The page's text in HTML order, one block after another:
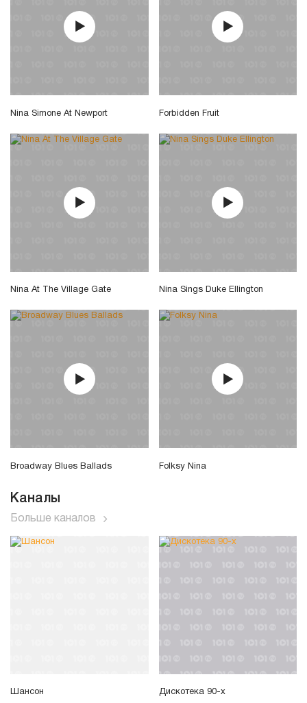
Nina Simone At Newport Forbidden Fruit
Nina At The Village Gate Nina Sings Duke Ellington
Broadway Blues Ballads Folksy Nina
Каналы
Больше каналов
Шансон Дискотека 90-х